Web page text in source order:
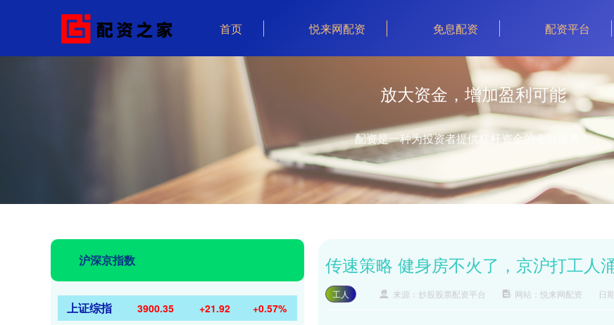
首页 悦来网配资 免息配资 配资平台
放大资金，增加盈利可能
配资是一种为投资者提供杠杆资金的金融服务！
传速策略 健身房不火了，京沪打工人
工人 来源：炒股股票配资平台 网站：悦来网配资 日
沪深京指数
上证综指 3900.35 +21.92 +0.57%